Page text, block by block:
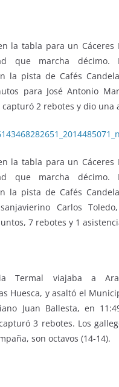
la tabla para un Cáceres
que marcha décimo.
la pista de Cafés
para José Antonio
2 rebotes y dio una
la tabla para un Cáceres
que marcha décimo.
la pista de Cafés
Carlos
7 rebotes y 1
Termal viajaba a
Huesca, y asaltó el
Juan Ballesta, en
3 rebotes. Los
son octavos (14-14).